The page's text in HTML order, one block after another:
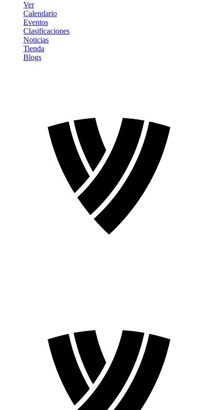
Ver
Calendario
Eventos
Clasificaciones
Noticias
Tienda
Blogs